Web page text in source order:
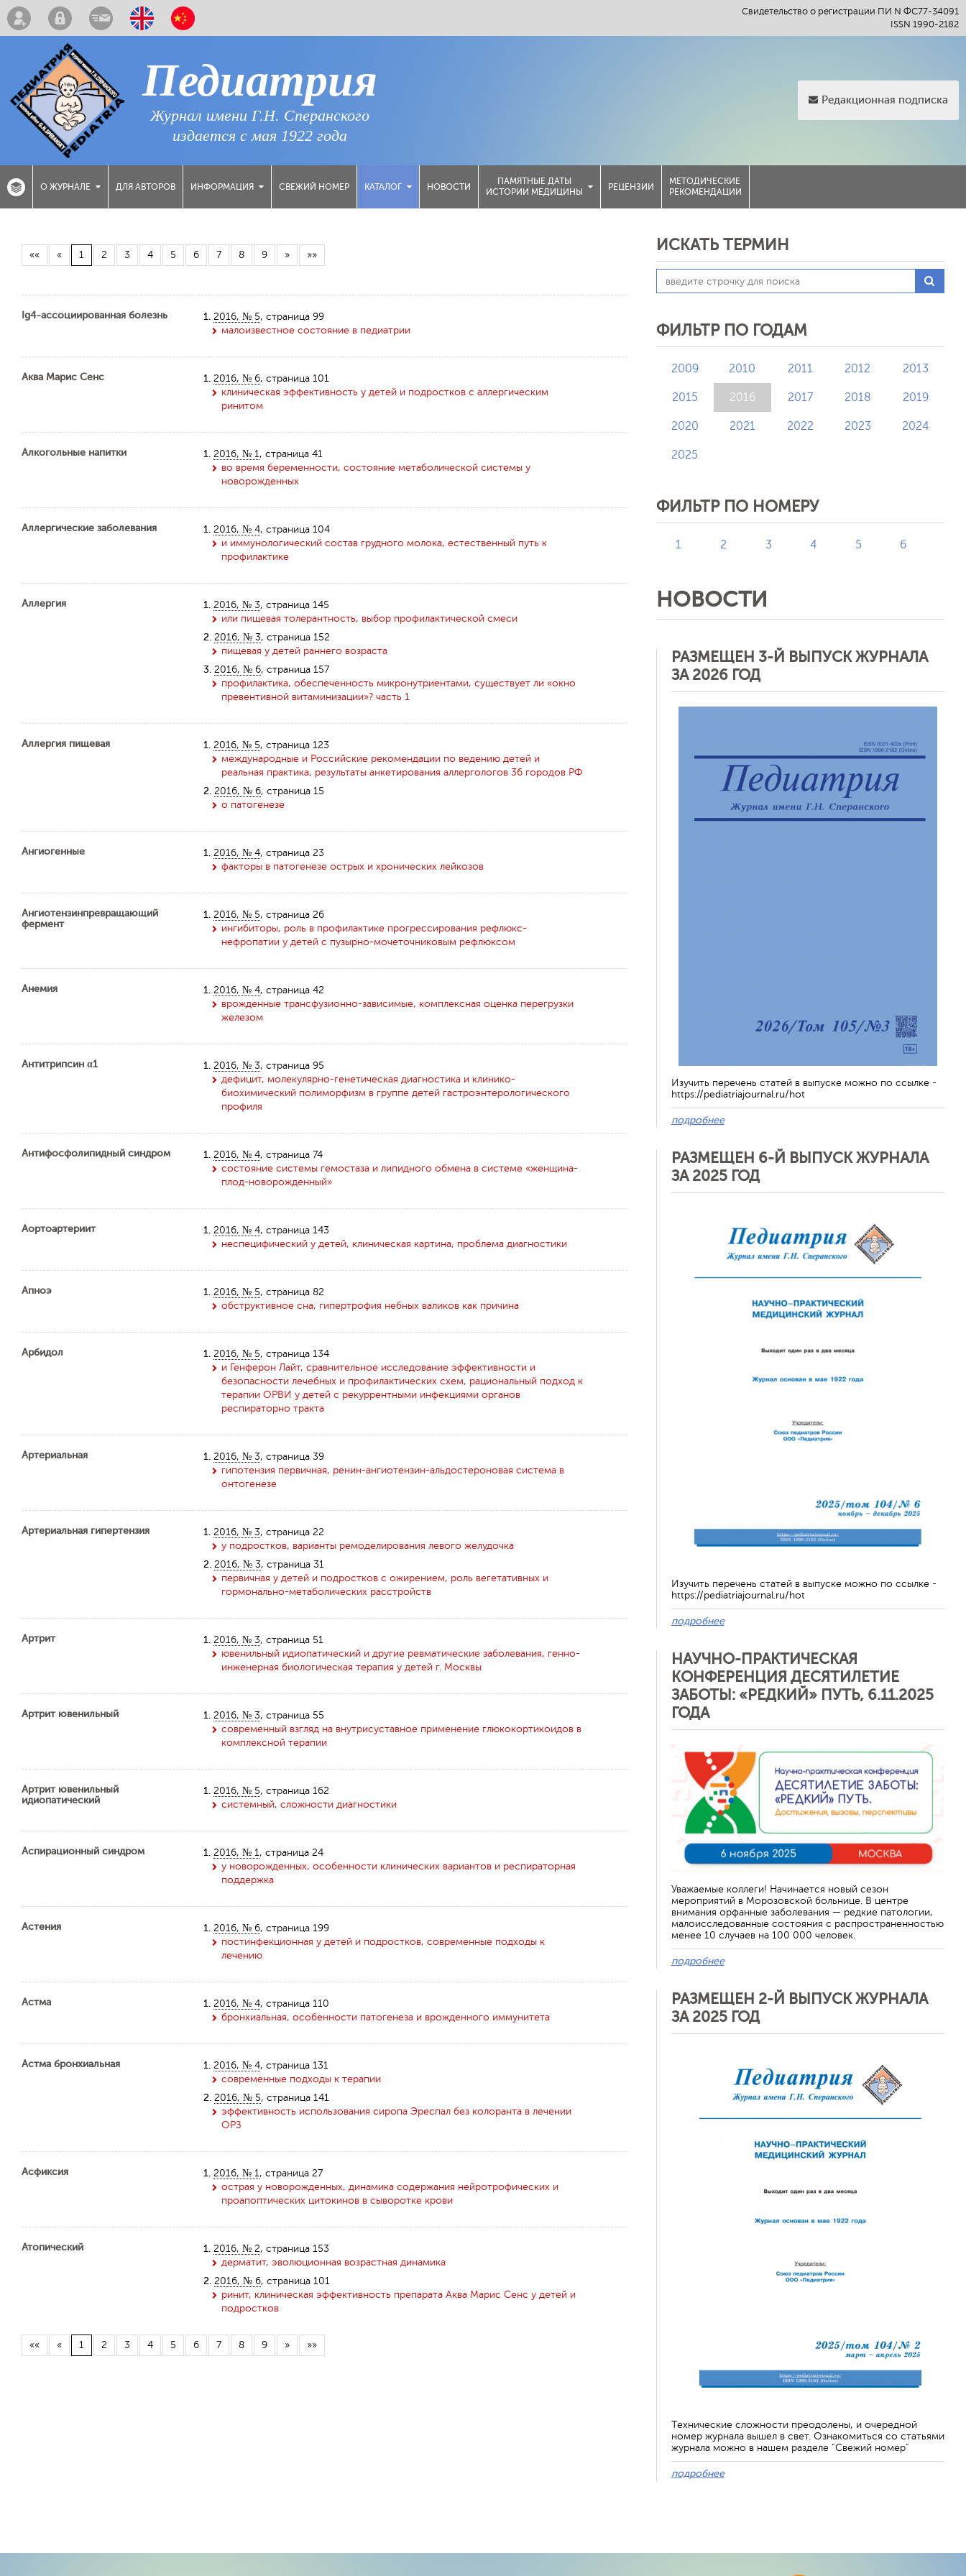
Свидетельство о регистрации ПИ N ФС77-34091
ISSN 1990-2182
Педиатрия
Журнал имени Г.Н. Сперанского
издается с мая 1922 года
Редакционная подписка
О ЖУРНАЛЕ ДЛЯ АВТОРОВ ИНФОРМАЦИЯ СВЕЖИЙ НОМЕР КАТАЛОГ НОВОСТИ
ПАМЯТНЫЕ ДАТЫ
ИСТОРИИ МЕДИЦИНЫ
РЕЦЕНЗИИ
МЕТОДИЧЕСКИЕ
РЕКОМЕНДАЦИИ
«« « 1 2 3 4 5 6 7 8 9 » »»
Ig4-ассоциированная болезнь 1. 2016, № 5, страница 99
малоизвестное состояние в педиатрии
Аква Марис Сенс 1. 2016, № 6, страница 101
клиническая эффективность у детей и подростков с аллергическим
ринитом
Алкогольные напитки 1. 2016, № 1, страница 41
во время беременности, состояние метаболической системы у
новорожденных
Аллергические заболевания 1. 2016, № 4, страница 104
и иммунологический состав грудного молока, естественный путь к
профилактике
Аллергия 1. 2016, № 3, страница 145
или пищевая толерантность, выбор профилактической смеси
2. 2016, № 3, страница 152
пищевая у детей раннего возраста
3. 2016, № 6, страница 157
профилактика, обеспеченность микронутриентами, существует ли «окно
превентивной витаминизации»? часть 1
Аллергия пищевая 1. 2016, № 5, страница 123
международные и Российские рекомендации по ведению детей и
реальная практика, результаты анкетирования аллергологов 36 городов РФ
2. 2016, № 6, страница 15
о патогенезе
Ангиогенные 1. 2016, № 4, страница 23
факторы в патогенезе острых и хронических лейкозов
Ангиотензинпревращающий
фермент
1. 2016, № 5, страница 26
ингибиторы, роль в профилактике прогрессирования рефлюкс-
нефропатии у детей с пузырно-мочеточниковым рефлюксом
Анемия 1. 2016, № 4, страница 42
врожденные трансфузионно-зависимые, комплексная оценка перегрузки
железом
Антитрипсин α1 1. 2016, № 3, страница 95
дефицит, молекулярно-генетическая диагностика и клинико-
биохимический полиморфизм в группе детей гастроэнтерологического
профиля
Антифосфолипидный синдром 1. 2016, № 4, страница 74
состояние системы гемостаза и липидного обмена в системе «женщина-
плод-новорожденный»
Аортоартериит 1. 2016, № 4, страница 143
неспецифический у детей, клиническая картина, проблема диагностики
Апноэ 1. 2016, № 5, страница 82
обструктивное сна, гипертрофия небных валиков как причина
Арбидол 1. 2016, № 5, страница 134
и Генферон Лайт, сравнительное исследование эффективности и
безопасности лечебных и профилактических схем, рациональный подход к
терапии ОРВИ у детей с рекуррентными инфекциями органов
респираторно тракта
Артериальная 1. 2016, № 3, страница 39
гипотензия первичная, ренин-ангиотензин-альдостероновая система в
онтогенезе
Артериальная гипертензия 1. 2016, № 3, страница 22
у подростков, варианты ремоделирования левого желудочка
2. 2016, № 3, страница 31
первичная у детей и подростков с ожирением, роль вегетативных и
гормонально-метаболических расстройств
Артрит 1. 2016, № 3, страница 51
ювенильный идиопатический и другие ревматические заболевания, генно-
инженерная биологическая терапия у детей г. Москвы
Артрит ювенильный 1. 2016, № 3, страница 55
современный взгляд на внутрисуставное применение глюкокортикоидов в
комплексной терапии
Артрит ювенильный
идиопатический
1. 2016, № 5, страница 162
системный, сложности диагностики
Аспирационный синдром 1. 2016, № 1, страница 24
у новорожденных, особенности клинических вариантов и респираторная
поддержка
Астения 1. 2016, № 6, страница 199
постинфекционная у детей и подростков, современные подходы к
лечению
Астма 1. 2016, № 4, страница 110
бронхиальная, особенности патогенеза и врожденного иммунитета
Астма бронхиальная 1. 2016, № 4, страница 131
современные подходы к терапии
2. 2016, № 5, страница 141
эффективность использования сиропа Эреспал без колоранта в лечении
ОРЗ
Асфиксия 1. 2016, № 1, страница 27
острая у новорожденных, динамика содержания нейротрофических и
проапоптических цитокинов в сыворотке крови
Атопический 1. 2016, № 2, страница 153
дерматит, эволюционная возрастная динамика
2. 2016, № 6, страница 101
ринит, клиническая эффективность препарата Аква Марис Сенс у детей и
подростков
«« « 1 2 3 4 5 6 7 8 9 » »»
ИСКАТЬ ТЕРМИН
ФИЛЬТР ПО ГОДАМ
2009 2010 2011 2012 2013
2015 2016 2017 2018 2019
2020 2021 2022 2023 2024
2025
ФИЛЬТР ПО НОМЕРУ
1 2 3 4 5 6
НОВОСТИ
РАЗМЕЩЕН 3-Й ВЫПУСК ЖУРНАЛА
ЗА 2026 ГОД
Изучить перечень статей в выпуске можно по ссылке -
https://pediatriajournal.ru/hot
подробнее
РАЗМЕЩЕН 6-Й ВЫПУСК ЖУРНАЛА
ЗА 2025 ГОД
Изучить перечень статей в выпуске можно по ссылке -
https://pediatriajournal.ru/hot
подробнее
НАУЧНО-ПРАКТИЧЕСКАЯ
КОНФЕРЕНЦИЯ ДЕСЯТИЛЕТИЕ
ЗАБОТЫ: «РЕДКИЙ» ПУТЬ, 6.11.2025
ГОДА
Уважаемые коллеги! Начинается новый сезон
мероприятий в Морозовской больнице. В центре
внимания орфанные заболевания — редкие патологии,
малоисследованные состояния с распространенностью
менее 10 случаев на 100 000 человек.
подробнее
РАЗМЕЩЕН 2-Й ВЫПУСК ЖУРНАЛА
ЗА 2025 ГОД
Технические сложности преодолены, и очередной
номер журнала вышел в свет. Ознакомиться со статьями
журнала можно в нашем разделе "Свежий номер"
подробнее
Отменить